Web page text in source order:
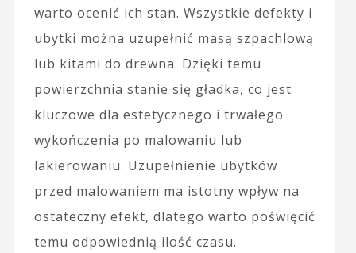
warto ocenić ich stan. Wszystkie defekty i
ubytki można uzupełnić masą szpachlową
lub kitami do drewna. Dzięki temu
powierzchnia stanie się gładka, co jest
kluczowe dla estetycznego i trwałego
wykończenia po malowaniu lub
lakierowaniu. Uzupełnienie ubytków
przed malowaniem ma istotny wpływ na
ostateczny efekt, dlatego warto poświęcić
temu odpowiednią ilość czasu.